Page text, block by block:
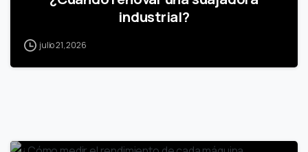
industrial?
julio 21, 2026